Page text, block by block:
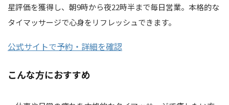
星評価を獲得し、朝9時から夜22時半まで毎日営業。本格的な
タイマッサージで心身をリフレッシュできます。
公式サイトで予約・詳細を確認
こんな方におすすめ